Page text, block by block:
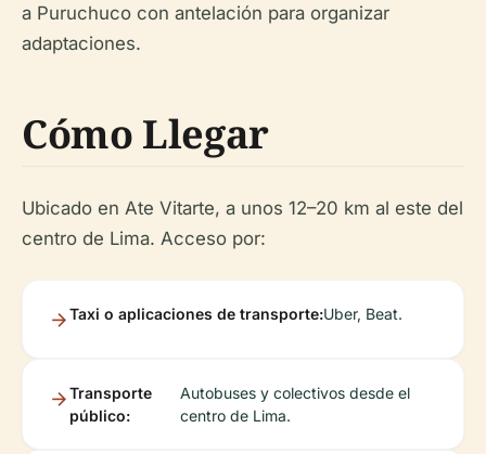
a Puruchuco con antelación para organizar
adaptaciones.
Cómo Llegar
Ubicado en Ate Vitarte, a unos 12–20 km al este del
centro de Lima. Acceso por:
Taxi o aplicaciones de transporte:Uber, Beat.
Transporte
público:
Autobuses y colectivos desde el
centro de Lima.